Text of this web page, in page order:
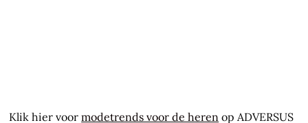
Klik hier voormodetrends voor de heren op ADVERSUS